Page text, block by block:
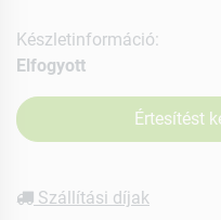
Készletinformáció:
Elfogyott
Értesítést
Szállítási díjak